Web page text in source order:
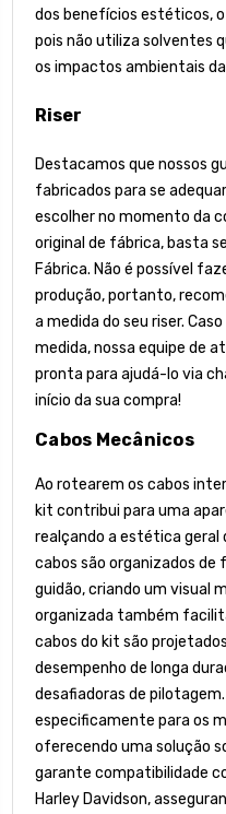
dos benefícios estéticos,
pois não utiliza solventes
os impactos ambientais
Riser
Destacamos que nossos
fabricados para se
escolher no momento da
original de fábrica, basta
Fábrica. Não é possível
produção, portanto,
a medida do seu riser.
medida, nossa equipe de
pronta para ajudá-lo via
início da sua compra!
Cabos Mecânicos
Ao rotearem os cabos
kit contribui para uma
realçando a estética geral
cabos são organizados de
guidão, criando um visual
organizada também
cabos do kit são
desempenho de longa
desafiadoras de
especificamente para os
oferecendo uma solução
garante compatibilidade
Harley Davidson,